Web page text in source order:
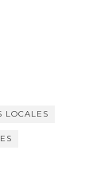
LOCALES